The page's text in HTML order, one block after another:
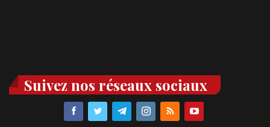
Suivez nos réseaux sociaux